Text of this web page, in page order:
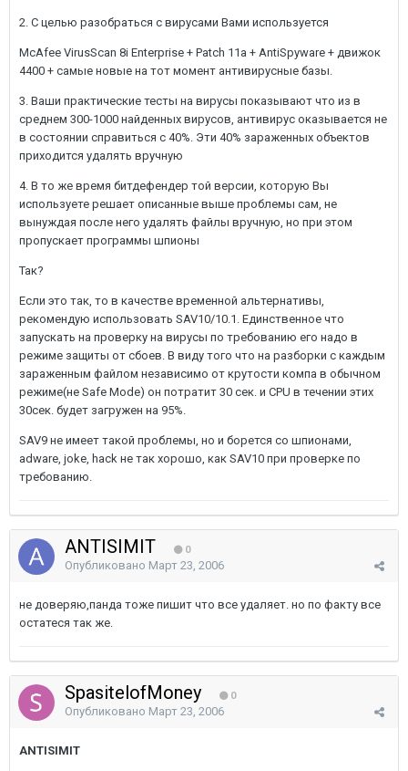
2. С целью разобраться с вирусами Вами используется
McAfee VirusScan 8i Enterprise + Patch 11a + AntiSpyware + движок
4400 + самые новые на тот момент антивирусные базы.
3. Ваши практические тесты на вирусы показывают что из в
среднем 300-1000 найденных вирусов, антивирус оказывается не
в состоянии справиться с 40%. Эти 40% зараженных объектов
приходится удалять вручную
4. В то же время битдефендер той версии, которую Вы
используете решает описанные выше проблемы сам, не
вынуждая после него удалять файлы вручную, но при этом
пропускает программы шпионы
Так?
Если это так, то в качестве временной альтернативы,
рекомендую использовать SAV10/10.1. Единственное что
запускать на проверку на вирусы по требованию его надо в
режиме защиты от сбоев. В виду того что на разборки с каждым
зараженным файлом независимо от крутости компа в обычном
режиме(не Safe Mode) он потратит 30 сек. и CPU в течении этих
30сек. будет загружен на 95%.
SAV9 не имеет такой проблемы, но и борется со шпионами,
adware, joke, hack не так хорошо, как SAV10 при проверке по
требованию.
ANTISIMIT 0
Опубликовано Март 23, 2006
не доверяю,панда тоже пишит что все удаляет. но по факту все
остатеся так же.
SpasitelofMoney 0
Опубликовано Март 23, 2006
ANTISIMIT